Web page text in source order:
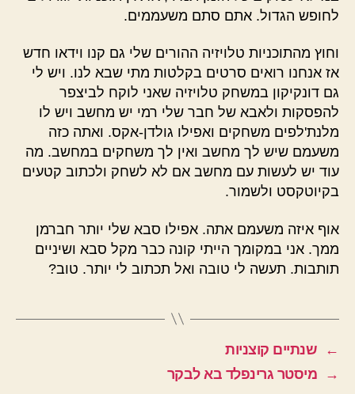
לחופש הגדול. אתם סתם משעממים.
וחוץ מהתוכניות טלויזיה ההורים שלי גם קנו וידאו חדש
אז אנחנו רואים סרטים בקלטות מתי שבא לנו. ויש לי
גם דונקיקון במשחק טלויזיה שאני לוקח לביצפר
להפסקות ולאבא של חבר שלי רמי יש מחשב ויש לו
מלנת'לפים משחקים ואפילו גולדן-אקס. ואתה כזה
משעמם שיש לך מחשב ואין לך משחקים במחשב. מה
עוד יש לעשות עם מחשב אם לא לשחק ולכתוב קטעים
בקיוטקסט ולשמור.
אוף איזה משעמם אתה. אפילו סבא שלי יותר חברמן
ממך. אני במקומך הייתי קונה כבר מקל סבא ושיניים
תותבות. תעשה לי טובה ואל תכתוב לי יותר. טוב?
←
שנתיים קוצניות
→
מיסטר גרינפלד בא לבקר